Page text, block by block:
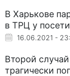
В Харькове
в ТРЦ у
16.06.2021 -
Второй
трагически